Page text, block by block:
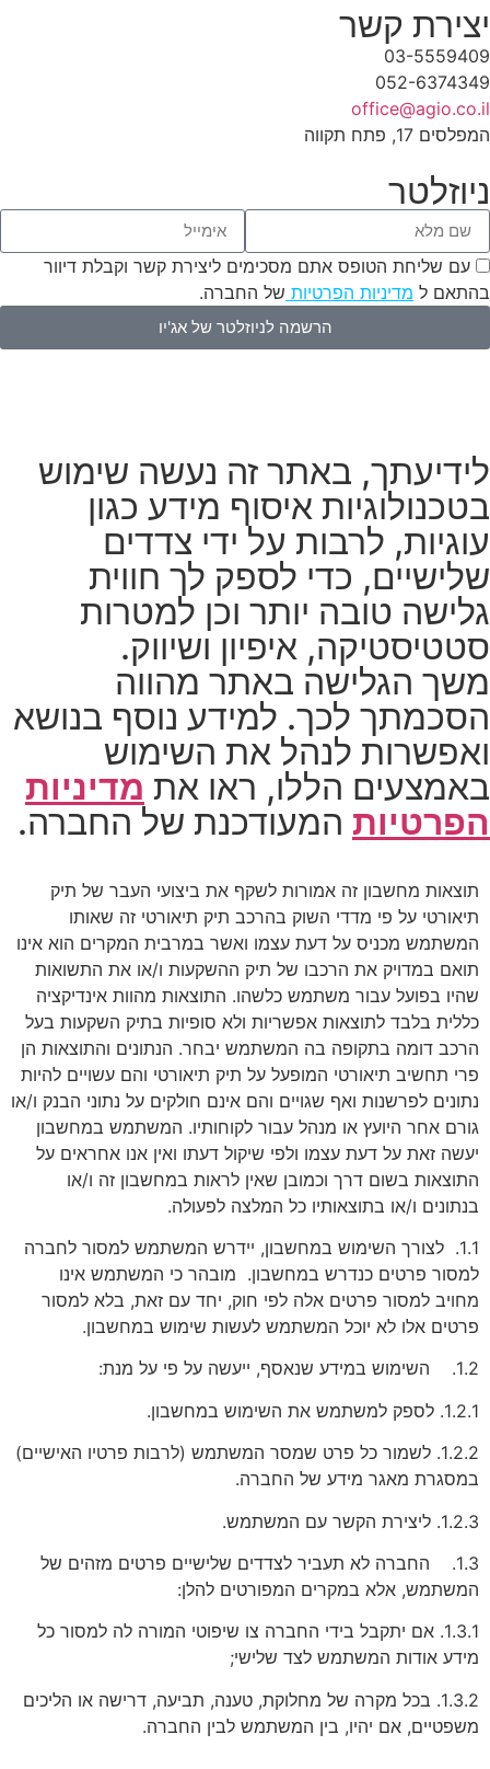
יצירת קשר
03-5559409
052-6374349
office@agio.co.il
המפלסים 17, פתח תקווה
ניוזלטר
עם שליחת הטופס אתם מסכימים ליצירת קשר וקבלת דיוור
בהתאם ל מדיניות הפרטיות של החברה.
הרשמה לניוזלטר של אג'יו
לידיעתך, באתר זה נעשה שימוש
בטכנולוגיות איסוף מידע כגון
עוגיות, לרבות על ידי צדדים
שלישיים, כדי לספק לך חווית
גלישה טובה יותר וכן למטרות
סטטיסטיקה, איפיון ושיווק.
משך הגלישה באתר מהווה
הסכמתך לכך. למידע נוסף בנושא
ואפשרות לנהל את השימוש
באמצעים הללו, ראו את מדיניות
הפרטיות המעודכנת של החברה.
תוצאות מחשבון זה אמורות לשקף את ביצועי העבר של תיק
תיאורטי על פי מדדי השוק בהרכב תיק תיאורטי זה שאותו
המשתמש מכניס על דעת עצמו ואשר במרבית המקרים הוא אינו
תואם במדויק את הרכבו של תיק ההשקעות ו/או את התשואות
שהיו בפועל עבור משתמש כלשהו. התוצאות מהוות אינדיקציה
כללית בלבד לתוצאות אפשריות ולא סופיות בתיק השקעות בעל
הרכב דומה בתקופה בה המשתמש יבחר. הנתונים והתוצאות הן
פרי תחשיב תיאורטי המופעל על תיק תיאורטי והם עשויים להיות
נתונים לפרשנות ואף שגויים והם אינם חולקים על נתוני הבנק ו/או
גורם אחר היועץ או מנהל עבור לקוחותיו. המשתמש במחשבון
יעשה זאת על דעת עצמו ולפי שיקול דעתו ואין אנו אחראים על
התוצאות בשום דרך וכמובן שאין לראות במחשבון זה ו/או
בנתונים ו/או בתוצאותיו כל המלצה לפעולה.
1.1. לצורך השימוש במחשבון, יידרש המשתמש למסור לחברה
למסור פרטים כנדרש במחשבון. מובהר כי המשתמש אינו
מחויב למסור פרטים אלה לפי חוק, יחד עם זאת, בלא למסור
פרטים אלו לא יוכל המשתמש לעשות שימוש במחשבון.
1.2. השימוש במידע שנאסף, ייעשה על פי על מנת:
1.2.1. לספק למשתמש את השימוש במחשבון.
1.2.2. לשמור כל פרט שמסר המשתמש (לרבות פרטיו האישיים)
במסגרת מאגר מידע של החברה.
1.2.3. ליצירת הקשר עם המשתמש.
1.3. החברה לא תעביר לצדדים שלישיים פרטים מזהים של
המשתמש, אלא במקרים המפורטים להלן:
1.3.1. אם יתקבל בידי החברה צו שיפוטי המורה לה למסור כל
מידע אודות המשתמש לצד שלישי;
1.3.2. בכל מקרה של מחלוקת, טענה, תביעה, דרישה או הליכים
משפטיים, אם יהיו, בין המשתמש לבין החברה.